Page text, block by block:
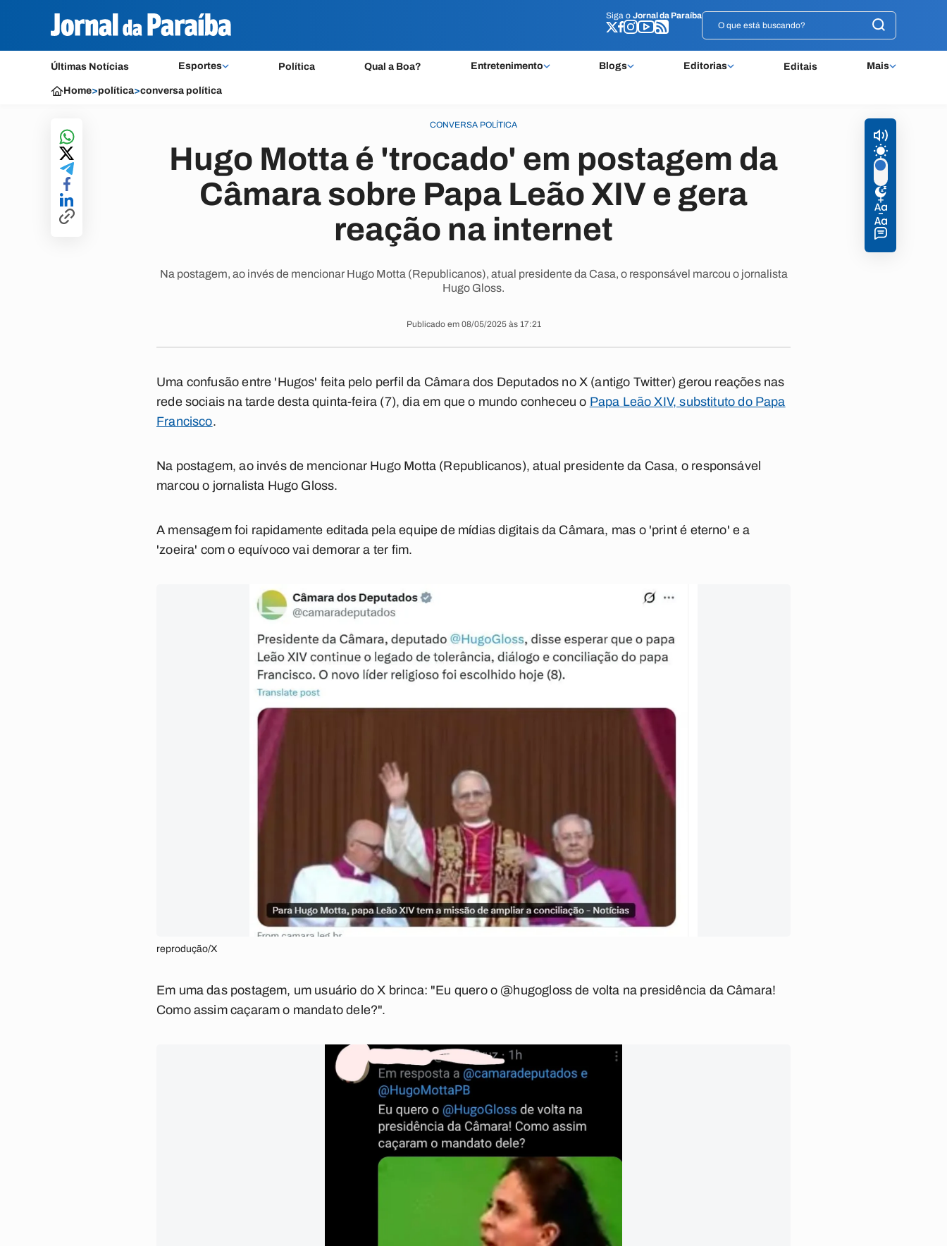
Siga o Jornal da Paraíba
Últimas Notícias Esportes Política Qual a Boa? Entretenimento Blogs Editorias Editais Mais
Siga o Jornal da Paraíba
Home>política>conversa política
CONVERSA POLÍTICA
Hugo Motta é 'trocado' em postagem da
Câmara sobre Papa Leão XIV e gera
reação na internet
Na postagem, ao invés de mencionar Hugo Motta (Republicanos), atual presidente da Casa, o responsável marcou o jornalista
Hugo Gloss.
Publicado em 08/05/2025 às 17:21
Uma confusão entre 'Hugos' feita pelo perfil da Câmara dos Deputados no X (antigo Twitter) gerou reações nas
rede sociais na tarde desta quinta-feira (7), dia em que o mundo conheceu o Papa Leão XIV, substituto do Papa
Francisco.
Na postagem, ao invés de mencionar Hugo Motta (Republicanos), atual presidente da Casa, o responsável
marcou o jornalista Hugo Gloss.
A mensagem foi rapidamente editada pela equipe de mídias digitais da Câmara, mas o 'print é eterno' e a
'zoeira' com o equívoco vai demorar a ter fim.
reprodução/X
Em uma das postagem, um usuário do X brinca: "Eu quero o @hugogloss de volta na presidência da Câmara!
Como assim caçaram o mandato dele?".